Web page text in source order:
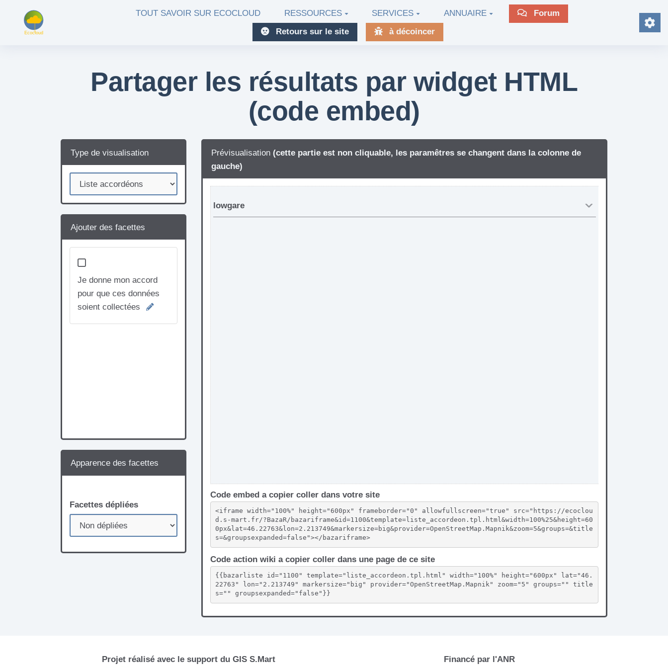
Aller au contenu principal TOUT SAVOIR SUR ECOCLOUD RESSOURCES SERVICES ANNUAIRE
Forum
Retours sur le site
à décoincer
Partager les résultats par widget HTML
(code embed)
Type de visualisation
Ajouter des facettes
Je donne mon accord
pour que ces données
soient collectées
Apparence des facettes
Facettes dépliées
Prévisualisation (cette partie est non cliquable, les paramêtres se changent dans la colonne de
gauche)
Code embed a copier coller dans votre site
<iframe width="100%" height="600px" frameborder="0" allowfullscreen="true" src="https://ecoclou
d.s-mart.fr/?BazaR/bazariframe&id=1100&template=liste_accordeon.tpl.html&width=100%25&height=60
0px&lat=46.22763&lon=2.213749&markersize=big&provider=OpenStreetMap.Mapnik&zoom=5&groups=&title
s=&groupsexpanded=false"></bazariframe>
Code action wiki a copier coller dans une page de ce site
{{bazarliste id="1100" template="liste_accordeon.tpl.html" width="100%" height="600px" lat="46.
22763" lon="2.213749" markersize="big" provider="OpenStreetMap.Mapnik" zoom="5" groups="" title
s="" groupsexpanded="false"}}
Projet réalisé avec le support du GIS S.Mart Financé par l'ANR